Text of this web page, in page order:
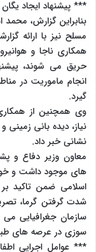
*** پیشنهاد ایجاد
بنابراین گزارش،
مسلح نیز با ارائه
همکاری ناجا و
حریق می شوند،
انجام ماموریت در
گیرد.
وی همچنین از
نیاز، دیده بانی
نشانی خبر داد.
معاون وزیر دفاع و
های موجود داشت و
اسلامی ضمن تاکید
شدت گرفتن گرما،
سازمان جغرافیایی
سوزی در عرصه های
*** عوامل اجرایی